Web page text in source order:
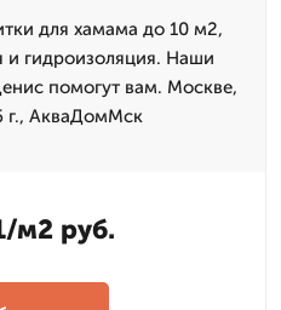
для хамама до 10 м2,
и гидроизоляция. Наши
помогут вам. Москве,
г., АкваДомМск
м2 руб.